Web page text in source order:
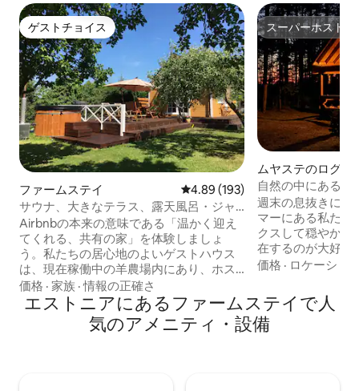
ゲストチョイス
ゲストチョイス
ファームステイ レビュー193件、5つ星中4.89つ
4.89 (193)
サウナ、大きなテラス、露天風呂・ジャ
グジー付きの快適な家
Airbnbの本来の意味である「温かく迎え
てくれる、共有の家」を体験しましょ
う。私たちの居心地のよいゲストハウス
は、現在稼働中の羊農場内にあり、ホス
トは隣の本館に住んでいます。 この宿泊
施設は、港（クイヴァスト）とクレッサ
ーレまで車で30分です。最寄りのお店ま
で3kmです。 ——— 追加サービス： * ゲ
価格 · 家族 ·情報の正確さ
スーパーホスト
スーパーホスト
ムヤステのログハ
自然の中にある専
ウス – サーレマー
週末の息抜きに最
マーにある私たち
クスして穏やかな
在するのが大好きな場
れた自然の中のキ
モーニングコーヒ
な雰囲気をお楽しみく
価格 · ロケーショ
エストニアにあるファームステイで人
気のアメニティ・設備